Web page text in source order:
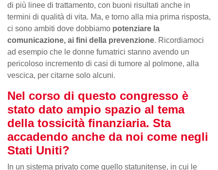
di più linee di trattamento, con buoni risultati anche in
termini di qualità di vita. Ma, e torno alla mia prima risposta,
ci sono ambiti dove dobbiamo potenziare la
comunicazione, ai fini della prevenzione. Ricordiamoci
ad esempio che le donne fumatrici stanno avendo un
pericoloso incremento di casi di tumore al polmone, alla
vescica, per citarne solo alcuni.
Nel corso di questo congresso è
stato dato ampio spazio al tema
della tossicità finanziaria. Sta
accadendo anche da noi come negli
Stati Uniti?
In un sistema privato come quello statunitense, in cui le